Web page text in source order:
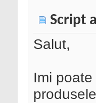
Script
Salut,
Imi